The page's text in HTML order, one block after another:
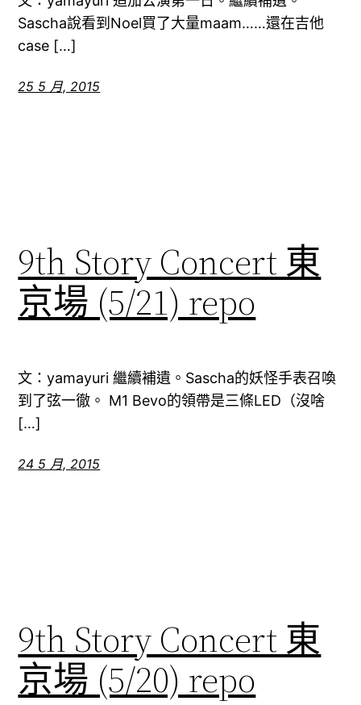
Sascha說看到Noel買了大量maam……還在吉他
case […]
25 5 月, 2015
9th Story Concert 東
京場 (5/21) repo
文：yamayuri 繼續補遺。Sascha的妖怪手表召喚
到了弦一徹。 M1 Bevo的領帶是三條LED（沒啥
[…]
24 5 月, 2015
9th Story Concert 東
京場 (5/20) repo